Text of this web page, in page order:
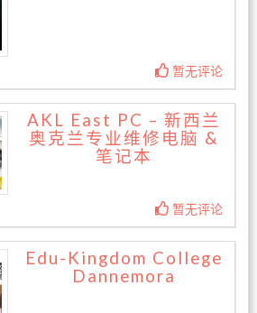
暂无评论
AKL East PC – 新西兰
奥克兰专业维修电脑 &
笔记本
暂无评论
Edu-Kingdom College
Dannemora